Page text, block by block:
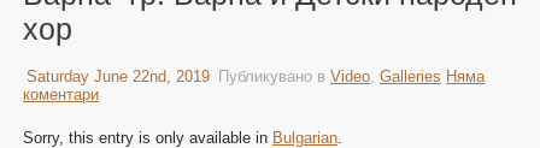
хор
Saturday June 22nd, 2019 Публикувано в Video, Galleries Няма
коментари
Sorry, this entry is only available in Bulgarian.